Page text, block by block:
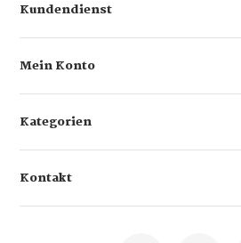
Kundendienst
Mein Konto
Kategorien
Kontakt